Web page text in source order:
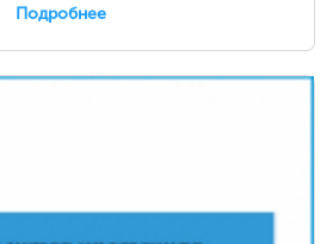
Подробнее